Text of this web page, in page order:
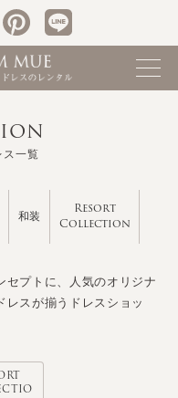
一覧
和装
Resort
Collection
セプトに、人気のオリジナ
スが揃うドレスショッ